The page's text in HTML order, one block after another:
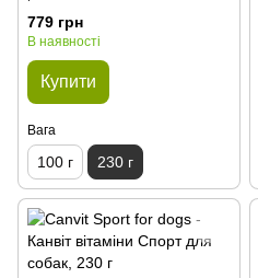
779 грн
В наявності
Купити
Вага
100 г 230 г